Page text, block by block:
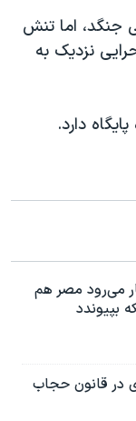
جنگد، اما تنش
نزدیک به
دارد.
می‌رود مصر هم
بپیوندد
در قانون حجاب